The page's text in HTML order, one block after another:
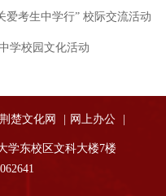
爱考生中学行” 校际交流活动
学校园文化活动
荆楚文化网 | 网上办公 |
学东校区文科大楼7楼